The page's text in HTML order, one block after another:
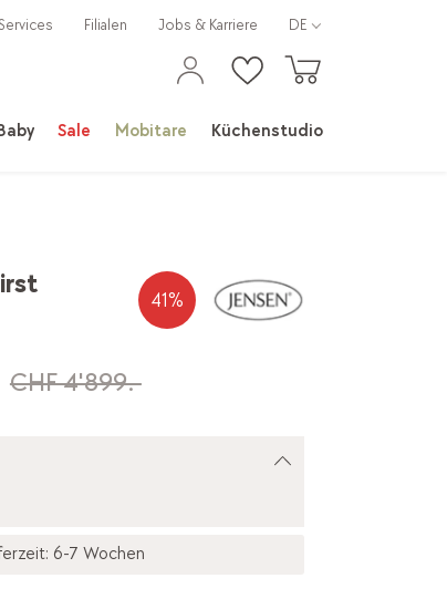
Sale Mobitare Küchenstudio
Filialen Jobs & Karriere DE
41%
CHF 4'899.-
6-7 Wochen